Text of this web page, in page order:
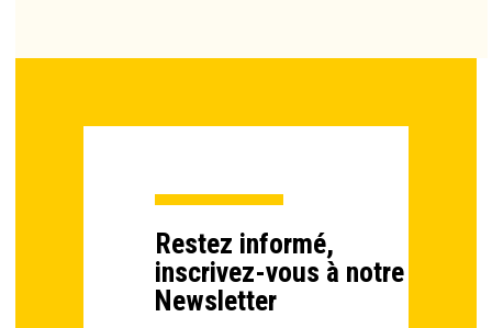
Restez informé,
inscrivez-vous à notre
Newsletter